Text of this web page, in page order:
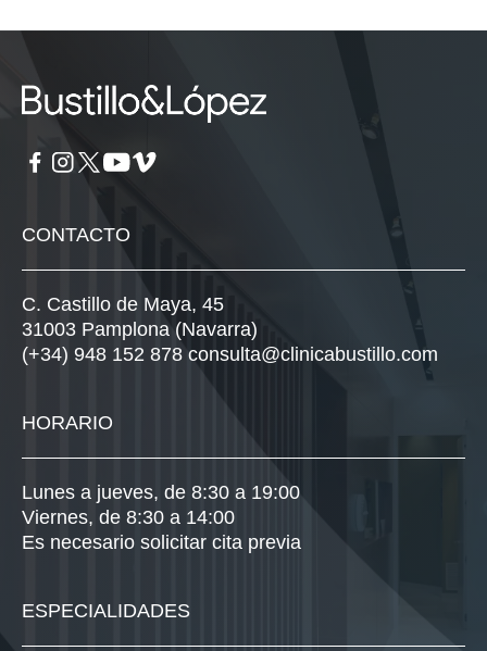
CONTACTO
C. Castillo de Maya, 45
31003 Pamplona (Navarra)
(+34) 948 152 878 consulta@clinicabustillo.com
HORARIO
Lunes a jueves, de 8:30 a 19:00
Viernes, de 8:30 a 14:00
Es necesario solicitar cita previa
ESPECIALIDADES